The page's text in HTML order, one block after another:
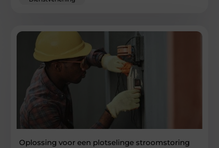
Oplossing voor een plotselinge stroomstoring